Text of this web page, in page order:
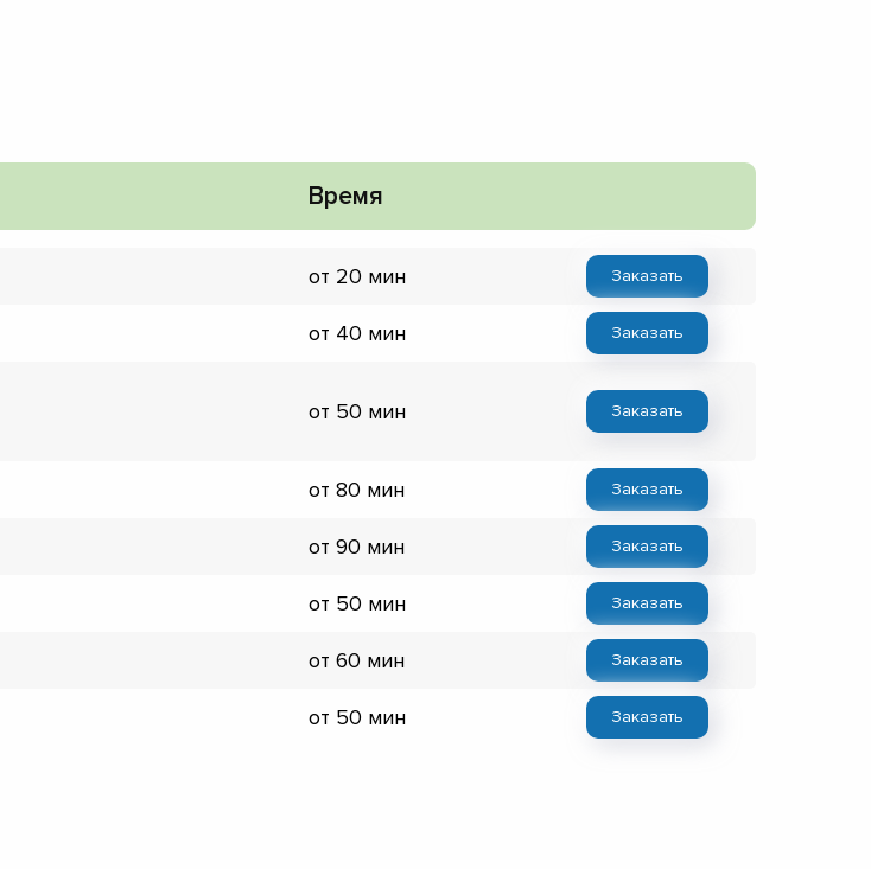
Время
от 20 мин Заказать
от 40 мин Заказать
от 50 мин Заказать
от 80 мин Заказать
от 90 мин Заказать
от 50 мин Заказать
от 60 мин Заказать
от 50 мин Заказать